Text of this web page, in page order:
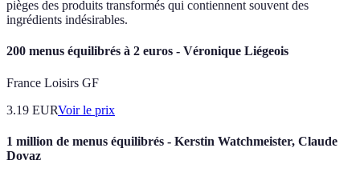
pièges des produits transformés qui contiennent souvent des
ingrédients indésirables.
200 menus équilibrés à 2 euros - Véronique Liégeois
France Loisirs GF
3.19 EURVoir le prix
1 million de menus équilibrés - Kerstin Watchmeister, Claude
Dovaz